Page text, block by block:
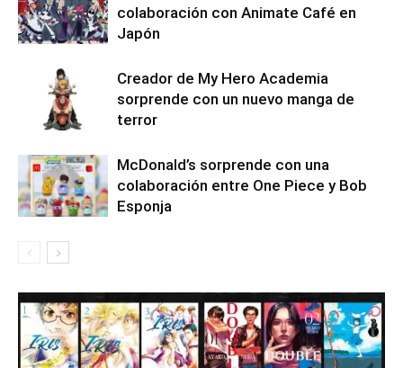
colaboración con Animate Café en
Japón
Creador de My Hero Academia
sorprende con un nuevo manga de
terror
McDonald’s sorprende con una
colaboración entre One Piece y Bob
Esponja